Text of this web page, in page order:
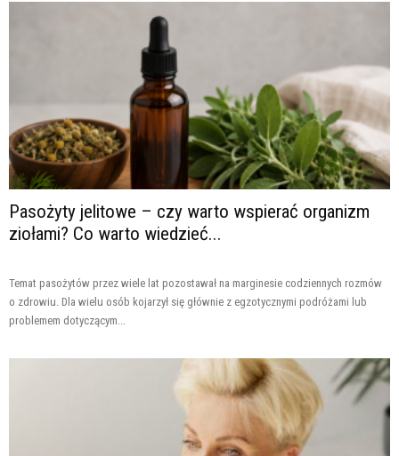
Pasożyty jelitowe – czy warto wspierać organizm
ziołami? Co warto wiedzieć...
Temat pasożytów przez wiele lat pozostawał na marginesie codziennych rozmów
o zdrowiu. Dla wielu osób kojarzył się głównie z egzotycznymi podróżami lub
problemem dotyczącym...